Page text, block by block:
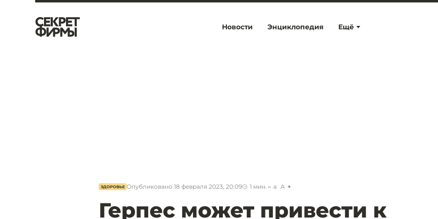
Ещё
Новости Энциклопедия
ЗДОРОВЬЕ Опубликовано 18 февраля 2023, 20:09 1 мин. a A
Герпес может привести к